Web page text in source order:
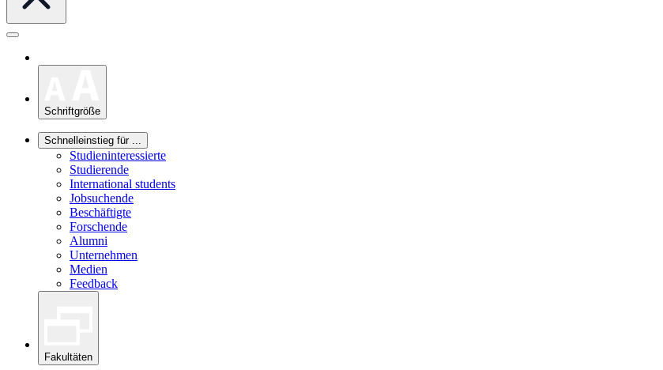
Schriftgröße
Schnelleinstieg für ...
Studieninteressierte
Studierende
International students
Jobsuchende
Beschäftigte
Forschende
Alumni
Unternehmen
Medien
Feedback
Fakultäten